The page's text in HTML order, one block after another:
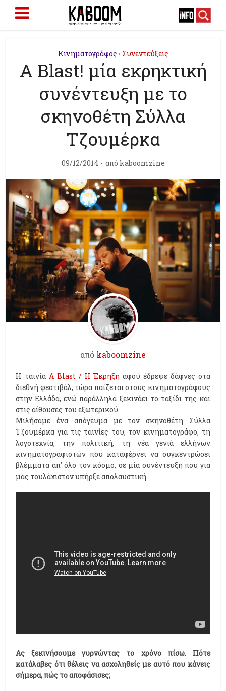
Κινηματογράφος • Συνεντεύξεις
A Blast! μία εκρηκτική
συνέντευξη με το
σκηνοθέτη Σύλλα
Τζουμέρκα
09/12/2014 από kaboomzine
από kaboomzine
Η ταινία Α Blast / H Έκρηξη αφού έδρεψε δάφνες στα
διεθνή φεστιβάλ, τώρα παίζεται στους κινηματογράφους
στην Ελλάδα, ενώ παράλληλα ξεκινάει το ταξίδι της και
στις αίθουσες του εξωτερικού.
Μιλήσαμε ένα απόγευμα με τον σκηνοθέτη Σύλλα
Τζουμέρκα για τις ταινίες του, τον κινηματογράφο, τη
λογοτεχνία, την πολιτική, τη νέα γενιά ελλήνων
κινηματογραφιστών που καταφέρνει να συγκεντρώσει
βλέμματα απ' όλο τον κόσμο, σε μία συνέντευξη που για
μας τουλάχιστον υπήρξε απολαυστική.
Ας ξεκινήσουμε γυρνώντας το χρόνο πίσω. Πότε
κατάλαβες ότι θέλεις να ασχοληθείς με αυτό που κάνεις
σήμερα, πώς το αποφάσισες;